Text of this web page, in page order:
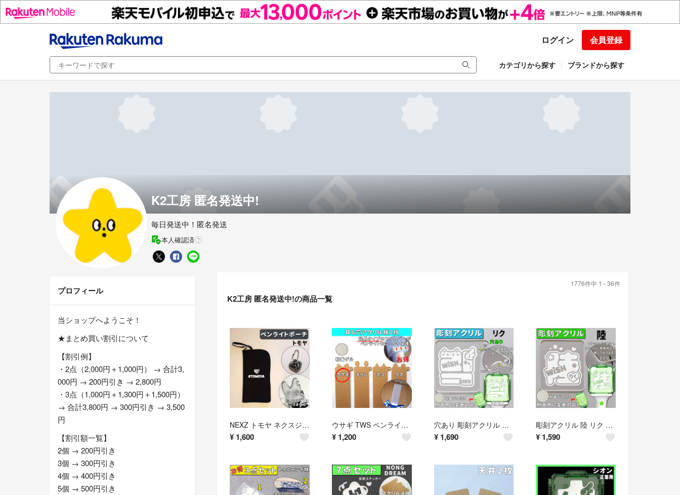
ログイン 会員登録
カテゴリから探す ブランドから探す
K2工房 匿名発送中!
毎日発送中！匿名発送
本人確認済
1776件中 1 - 36件
K2工房 匿名発送中!の商品一覧
NEXZ トモヤ ネクスジ ペンライト ケース
¥ 1,600
ウサギ TWS ペンライト アクリル ロングタイプ
¥ 1,200
穴あり 彫刻アクリル 맄 リク NCT WISH ペンライト 正面
¥ 1,690
彫刻アクリル 陸 リク NCT WISH ペンライト 草鈍器
¥ 1,590
プロフィール
当ショップへようこそ！
★まとめ買い割引について
【割引例】
・2点（2,000円＋1,000円） → 合計3,
000円 → 200円引き → 2,800円
・3点（1,000円＋1,300円＋1,500円）
→ 合計3,800円 → 300円引き → 3,500
円
【割引額一覧】
2個 → 200円引き
3個 → 300円引き
4個 → 400円引き
5個 → 500円引き